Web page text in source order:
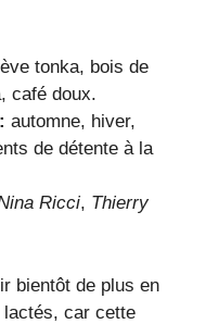
tonka, bois de
café doux.
automne, hiver,
de détente à la
Ricci, Thierry
bientôt de plus en
car cette